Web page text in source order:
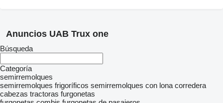
Anuncios UAB Trux one
Búsqueda
Categoría
semirremolques
semirremolques frigoríficos semirremolques con lona corredera
cabezas tractoras furgonetas